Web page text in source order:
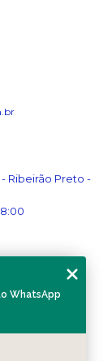
- Ribeirão Preto -
WhatsApp